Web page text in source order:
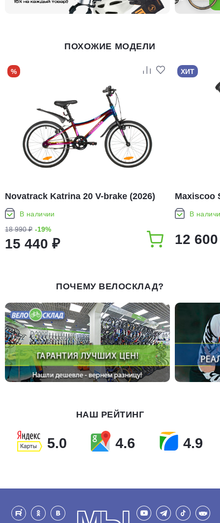
ПОХОЖИЕ МОДЕЛИ
%
Novatrack Katrina 20 V-brake (2026)
В наличии
18 990 ₽ -19%
15 440 ₽
ХИТ
Maxiscoo
В
12
ПОЧЕМУ ВЕЛОСКЛАД?
НАШ РЕЙТИНГ
5.0 4.6 4.9